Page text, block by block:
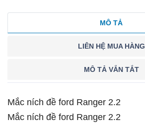
MÔ TẢ
LIÊN HỆ MUA HÀNG
MÔ TẢ VẮN TẮT
Mắc ních đề ford Ranger 2.2
Mắc ních đề ford Ranger 2.2